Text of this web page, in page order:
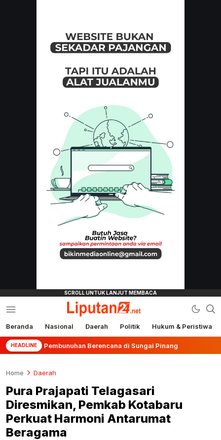
liputan24.net
Beranda Nasional Daerah Politik Hukum & Peristiwa
HEADLINE
Pembunuhan Berencana di Sungai Pinang
Home Daerah
Pura Prajapati Telagasari
Diresmikan, Pemkab Kotabaru
Perkuat Harmoni Antarumat
Beragama